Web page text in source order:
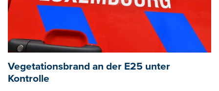
Vegetationsbrand an der E25 unter
Kontrolle